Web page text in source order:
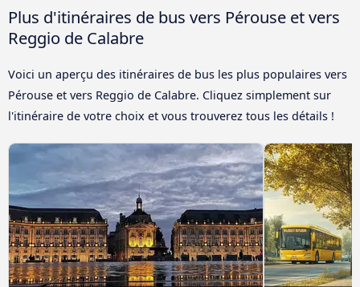
Plus d'itinéraires de bus vers Pérouse et vers
Reggio de Calabre
Voici un aperçu des itinéraires de bus les plus populaires vers
Pérouse et vers Reggio de Calabre. Cliquez simplement sur
l'itinéraire de votre choix et vous trouverez tous les détails !